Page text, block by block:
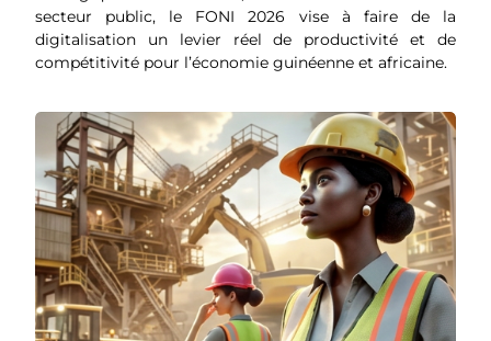
secteur public, le FONI 2026 vise à faire de la
digitalisation un levier réel de productivité et de
compétitivité pour l’économie guinéenne et africaine.